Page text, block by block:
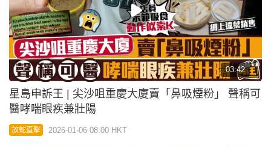
星島申訴王｜KOL想變蜜桃臀筷子腳 深圳抽脂手尾
長 雙腿肌肉變凹凸不平
放蛇直擊 2025-12-31 08:00 HKT